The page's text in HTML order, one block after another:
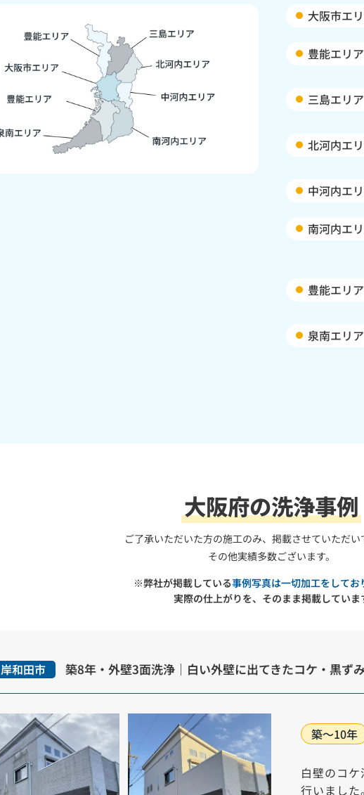
大阪市エ
豊能エリア
三島エリア
北河内エ
中河内エ
南河内エ
豊能エリア
泉南エリア
大阪府の洗浄事例
ご了承いただいた方の施工のみ、 掲載させていただい
その他実績多数ございます。
※弊社が掲載している事例写真は一切加工をしてお
実際の仕上がりを、そのまま掲載していま
岸和田市 築8年・外壁3面洗浄｜白い外壁に出てきたコケ・黒ず
築～10年
白壁のコ
行いまし